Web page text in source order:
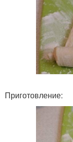
Приготовление: